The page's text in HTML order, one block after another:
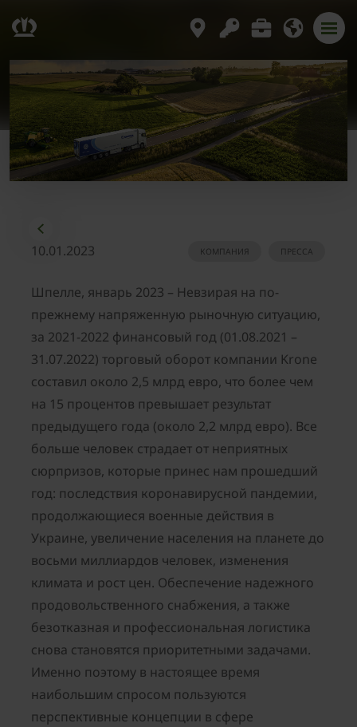
10.01.2023 ПРЕССА
КОМПАНИЯ
Шпелле, январь 2023 – Невзирая на по-
прежнему напряженную рыночную ситуацию,
за 2021-2022 финансовый год (01.08.2021 –
31.07.2022) торговый оборот компании Krone
составил около 2,5 млрд евро, что более чем
на 15 процентов превышает результат
предыдущего года (около 2,2 млрд евро). Все
больше человек страдает от неприятных
сюрпризов, которые принес нам прошедший
год: последствия коронавирусной пандемии,
продолжающиеся военные действия в
Украине, увеличение населения на планете до
восьми миллиардов человек, изменения
климата и рост цен. Обеспечение надежного
продовольственного снабжения, а также
безотказная и профессиональная логистика
снова становятся приоритетными задачами.
Именно поэтому в настоящее время
наибольшим спросом пользуются
перспективные концепции в сфере